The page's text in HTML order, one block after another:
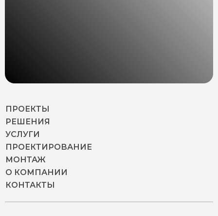
ПРОЕКТЫ
РЕШЕНИЯ
УСЛУГИ
ПРОЕКТИРОВАНИЕ
МОНТАЖ
О КОМПАНИИ
КОНТАКТЫ